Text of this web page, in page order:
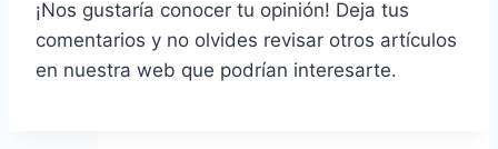
¡Nos gustaría conocer tu opinión! Deja tus
comentarios y no olvides revisar otros artículos
en nuestra web que podrían interesarte.